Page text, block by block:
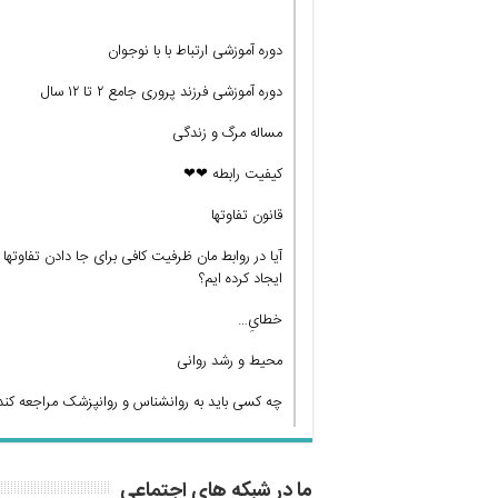
دوره آموزشی ارتباط با با نوجوان
دوره آموزشی فرزند پروری جامع ۲ تا ۱۲ سال
مساله مرگ و زندگی
کیفیت رابطه ❤❤
قانون تفاوتها
آیا در روابط مان ظرفیت کافی برای جا دادن تفاوتها
ایجاد کرده ایم؟
خطایِ…
محیط و رشد روانی
چه کسی باید به روانشناس و روانپزشک مراجعه
ما در شبکه های اجتماعی